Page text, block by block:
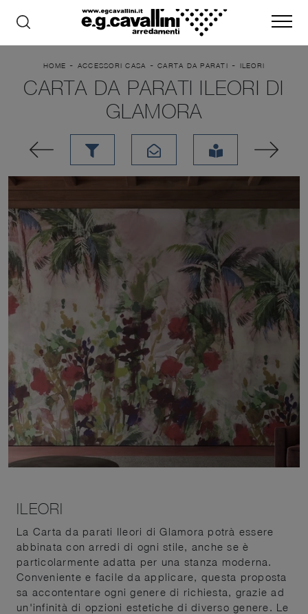
HOME - ACCESSORI CASA - CARTA DA PARATI - ILEORI
CARTA DA PARATI ILEORI DI
GLAMORA
ILEORI
La Carta da parati Ileori di Glamora potrà essere
abbinata con arredi di ogni stile, anche se è
particolarmente adatta per una stanza moderna.
Conveniente e facile da applicare, questa proposta
sa accontentare ogni genere di richiesta, grazie ad
un'infinità di opzioni estetiche di diverso genere. Le